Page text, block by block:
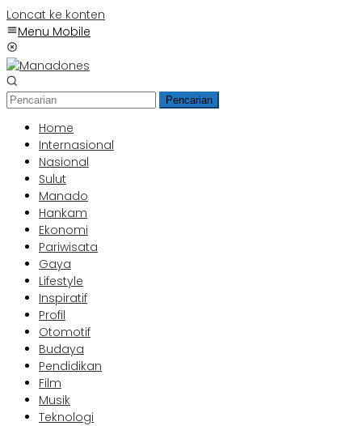
Loncat ke konten
Menu Mobile
Pencarian
Home
Internasional
Nasional
Sulut
Manado
Hankam
Ekonomi
Pariwisata
Gaya
Lifestyle
Inspiratif
Profil
Otomotif
Budaya
Pendidikan
Film
Musik
Teknologi